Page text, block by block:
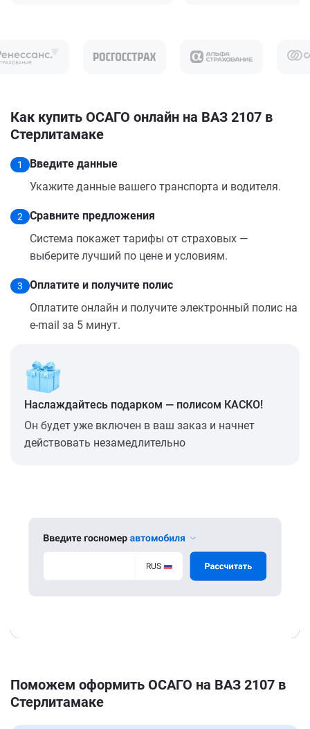
Как купить ОСАГО онлайн на ВАЗ 2107 в
Стерлитамаке
1
Введите данные
Укажите данные вашего транспорта и водителя.
2
Сравните предложения
Система покажет тарифы от страховых —
выберите лучший по цене и условиям.
3
Оплатите и получите полис
Оплатите онлайн и получите электронный полис на
e-mail за 5 минут.
Наслаждайтесь подарком — полисом КАСКО!
Он будет уже включен в ваш заказ и начнет
действовать незамедлительно
Поможем оформить ОСАГО на ВАЗ 2107 в
Стерлитамаке